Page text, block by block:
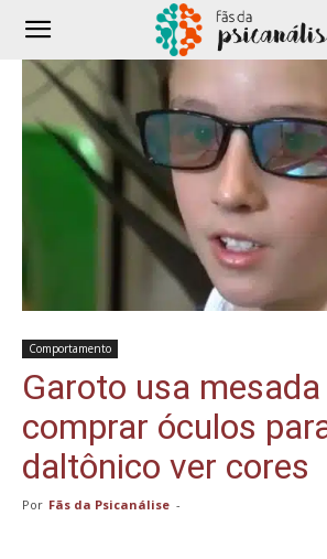
Comportamento
Garoto usa
comprar óculos
daltônico ver cores
Por Fãs da Psicanálise -